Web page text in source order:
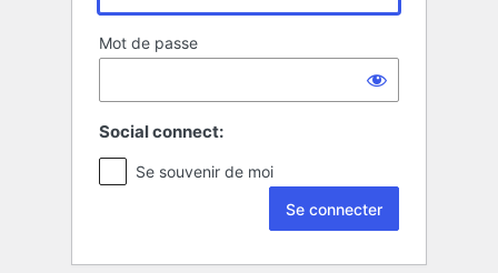
Mot de passe
Social connect:
Se souvenir de moi